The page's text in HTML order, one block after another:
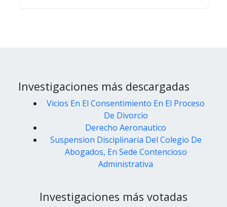
Investigaciones más descargadas
Vicios En El Consentimiento En El Proceso
De Divorcio
Derecho Aeronautico
Suspension Disciplinaria Del Colegio De
Abogados, En Sede Contencioso
Administrativa
Investigaciones más votadas